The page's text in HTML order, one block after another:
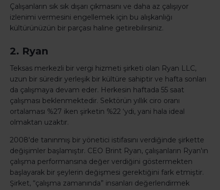
Çalışanların sık sık dışarı çıkmasını ve daha az çalışıyor
izlenimi vermesini engellemek için bu alışkanlığı
kültürünüzün bir parçası haline getirebilirsiniz.
2. Ryan
Teksas merkezli bir vergi hizmeti şirketi olan Ryan LLC,
uzun bir süredir yerleşik bir kültüre sahiptir ve hafta sonları
da çalışmaya devam eder. Herkesin haftada 55 saat
çalışması beklenmektedir. Sektörün yıllık ciro oranı
ortalaması %27 iken şirketin %22 ‘ydi, yani hala ideal
olmaktan uzaktır.
2008'de tanınmış bir yönetici istifasını verdiğinde şirkette
değişimler başlamıştır. CEO Brint Ryan, çalışanların Ryan'ın
çalışma performansına değer verdiğini göstermekten
başlayarak bir şeylerin değişmesi gerektiğini fark etmiştir.
Şirket, “çalışma zamanında” insanları değerlendirmek